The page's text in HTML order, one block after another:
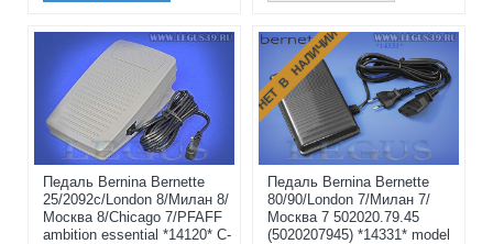
Педаль Bernina Bernette
25/2092с/London 8/Милан 8/
Москва 8/Chicago 7/PFAFF
ambition essential *14120* C-
НЕТ В НАЛИЧИИ
Педаль Bernina Bernette
80/90/London 7/Милан 7/
Москва 7 502020.79.45
(5020207945) *14331* model